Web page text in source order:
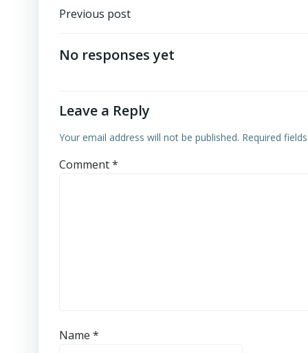
Post
navigation
Previous post
No responses yet
Leave a Reply
Your email address will not be published. Required
Comment*
Name *